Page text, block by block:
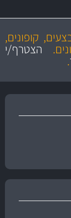
איכותי קופונים,
הצטרף/י
.